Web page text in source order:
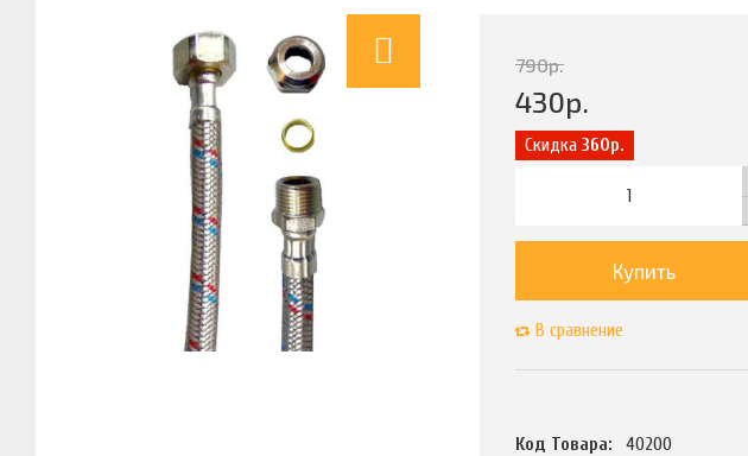
790р.
430р.
Скидка360р.
Купить
В сравнение
Код Товара: 40200